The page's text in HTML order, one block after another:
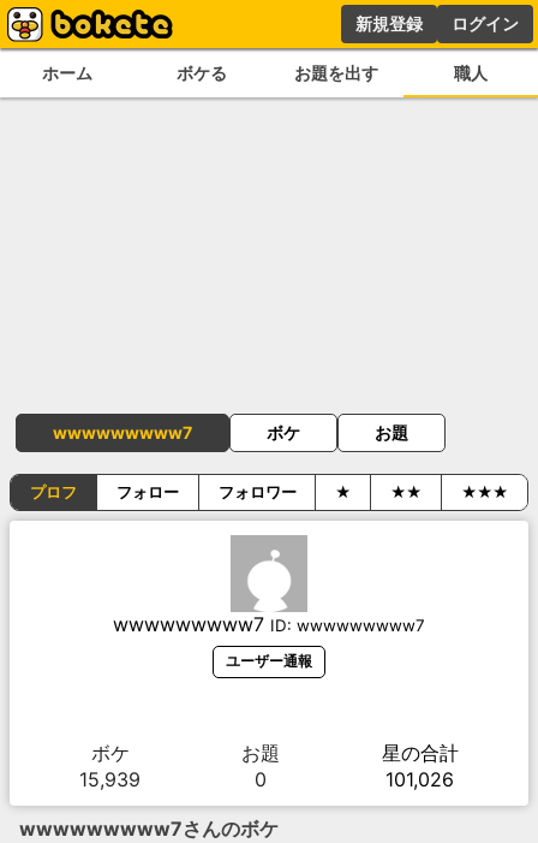
新規登録 ログイン
ホーム ボケる お題を出す 職人
wwwwwwwww7 ボケ お題
プロフ フォロー フォロワー ★ ★★ ★★★
wwwwwwwww7 ID: wwwwwwwww7
ユーザー通報
ボケ
15,939
お題
0
星の合計
101,026
wwwwwwwww7さんのボケ